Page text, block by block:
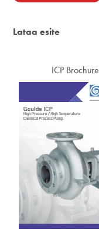
Lataa esite
ICP Brochure